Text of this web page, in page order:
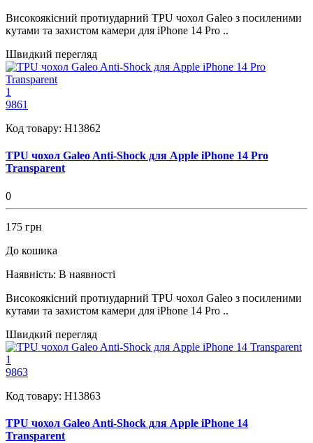
Високоякісний протиударний TPU чохол Galeo з посиленими
кутами та захистом камери для iPhone 14 Pro ..
Швидкий перегляд
1
9861
Код товару: H13862
TPU чохол Galeo Anti-Shock для Apple iPhone 14 Pro
Transparent
0
175 грн
До кошика
Наявність: В наявності
Високоякісний протиударний TPU чохол Galeo з посиленими
кутами та захистом камери для iPhone 14 Pro ..
Швидкий перегляд
1
9863
Код товару: H13863
TPU чохол Galeo Anti-Shock для Apple iPhone 14
Transparent